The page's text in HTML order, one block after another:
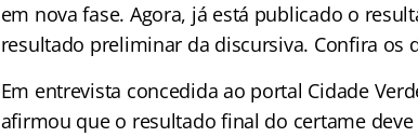
em nova fase. Agora, já está publicado o
resultado preliminar da discursiva. Confira os
Em entrevista concedida ao portal Cidade
afirmou que o resultado final do certame